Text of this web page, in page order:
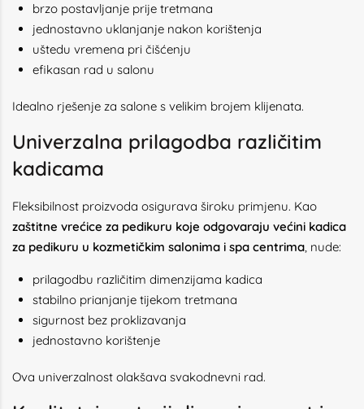
brzo postavljanje prije tretmana
jednostavno uklanjanje nakon korištenja
uštedu vremena pri čišćenju
efikasan rad u salonu
Idealno rješenje za salone s velikim brojem klijenata.
Univerzalna prilagodba različitim
kadicama
Fleksibilnost proizvoda osigurava široku primjenu. Kao
zaštitne vrećice za pedikuru koje odgovaraju većini kadica
za pedikuru u kozmetičkim salonima i spa centrima, nude:
prilagodbu različitim dimenzijama kadica
stabilno prianjanje tijekom tretmana
sigurnost bez proklizavanja
jednostavno korištenje
Ova univerzalnost olakšava svakodnevni rad.